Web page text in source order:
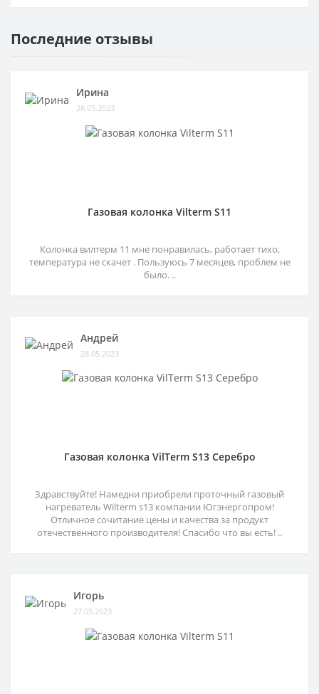
Последние отзывы
Ирина
28.05.2023
Газовая колонка Vilterm S11
Колонка вилтерм 11 мне понравилась, работает тихо,
температура не скачет . Пользуюсь 7 месяцев, проблем не
было. ..
Андрей
28.05.2023
Газовая колонка VilTerm S13 Серебро
Здравствуйте! Намедни приобрели проточный газовый
нагреватель Wilterm s13 компании Югэнергопром!
Отличное сочитание цены и качества за продукт
отечественного производителя! Спасибо что вы есть! ..
Игорь
27.05.2023